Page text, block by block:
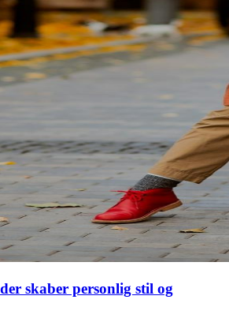
skaber personlig stil og